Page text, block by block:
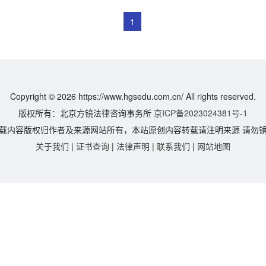
1
Copyright © 2026 https://www.hgsedu.com.cn/ All rights reserved.
版权所有：北京方镜法律咨询事务所 京ICP备2023024381号-1
内容版权归作者及来源网站所有，本站原创内容转载请注明来源 请勿
关于我们 | 证书查询 | 法律声明 | 联系我们 | 网站地图